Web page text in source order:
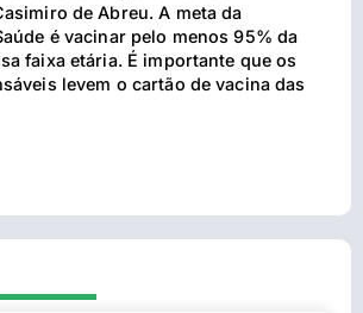
de Abreu. A meta da
é vacinar pelo menos 95% da
faixa etária. É importante que os
levem o cartão de vacina das